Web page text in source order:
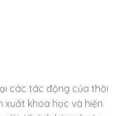
các tác động của thời
xuất khoa học và hiện